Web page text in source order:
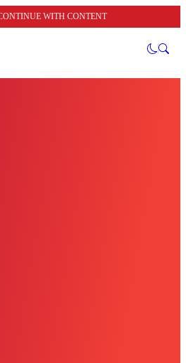
WITH CONTENT